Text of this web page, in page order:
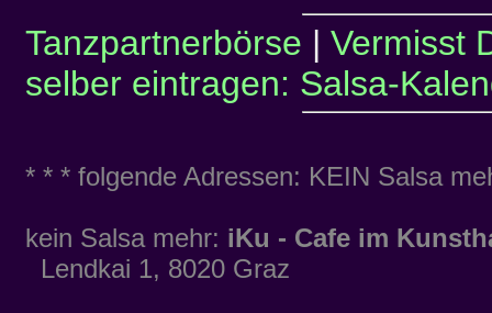
Tanzpartnerbörse | Vermisst
selber eintragen: Salsa-
* * * folgende Adressen: KEIN Salsa
kein Salsa mehr: iKu - Cafe im
Lendkai 1, 8020 Graz